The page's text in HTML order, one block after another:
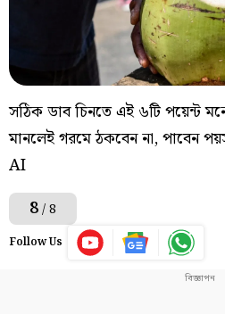
সঠিক ডাব চিনতে এই ৬টি পয়েন্ট
মানলেই গরমে ঠকবেন না, পাবেন
AI
8/ 8
Follow Us